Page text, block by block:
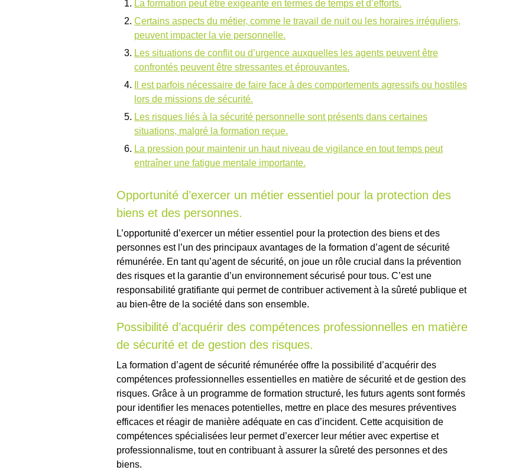
La formation peut être exigeante en termes de temps et d’efforts.
Certains aspects du métier, comme le travail de nuit ou les horaires irréguliers,
peuvent impacter la vie personnelle.
Les situations de conflit ou d’urgence auxquelles les agents peuvent être
confrontés peuvent être stressantes et éprouvantes.
Il est parfois nécessaire de faire face à des comportements agressifs ou hostiles
lors de missions de sécurité.
Les risques liés à la sécurité personnelle sont présents dans certaines
situations, malgré la formation reçue.
La pression pour maintenir un haut niveau de vigilance en tout temps peut
entraîner une fatigue mentale importante.
Opportunité d’exercer un métier essentiel pour la protection des
biens et des personnes.
L’opportunité d’exercer un métier essentiel pour la protection des biens et des
personnes est l’un des principaux avantages de la formation d’agent de sécurité
rémunérée. En tant qu’agent de sécurité, on joue un rôle crucial dans la prévention
des risques et la garantie d’un environnement sécurisé pour tous. C’est une
responsabilité gratifiante qui permet de contribuer activement à la sûreté publique et
au bien-être de la société dans son ensemble.
Possibilité d’acquérir des compétences professionnelles en matière
de sécurité et de gestion des risques.
La formation d’agent de sécurité rémunérée offre la possibilité d’acquérir des
compétences professionnelles essentielles en matière de sécurité et de gestion des
risques. Grâce à un programme de formation structuré, les futurs agents sont formés
pour identifier les menaces potentielles, mettre en place des mesures préventives
efficaces et réagir de manière adéquate en cas d’incident. Cette acquisition de
compétences spécialisées leur permet d’exercer leur métier avec expertise et
professionnalisme, tout en contribuant à assurer la sûreté des personnes et des
biens.